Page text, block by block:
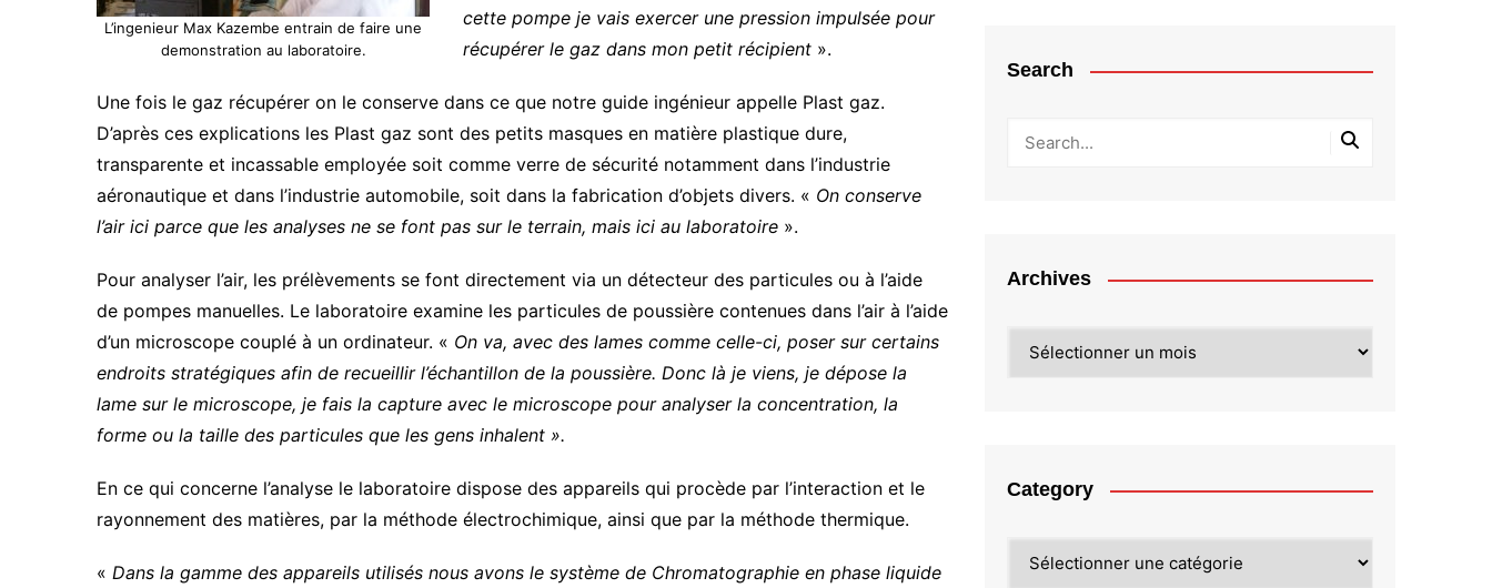
L’ingenieur Max Kazembe entrain de faire une
demonstration au laboratoire.
cette pompe je vais exercer une pression impulsée pour
récupérer le gaz dans mon petit récipient ».
Une fois le gaz récupérer on le conserve dans ce que notre guide ingénieur appelle Plast gaz.
D’après ces explications les Plast gaz sont des petits masques en matière plastique dure,
transparente et incassable employée soit comme verre de sécurité notamment dans l’industrie
aéronautique et dans l’industrie automobile, soit dans la fabrication d’objets divers. « On conserve
l’air ici parce que les analyses ne se font pas sur le terrain, mais ici au laboratoire ».
Pour analyser l’air, les prélèvements se font directement via un détecteur des particules ou à l’aide
de pompes manuelles. Le laboratoire examine les particules de poussière contenues dans l’air à l’aide
d’un microscope couplé à un ordinateur. « On va, avec des lames comme celle-ci, poser sur certains
endroits stratégiques afin de recueillir l’échantillon de la poussière. Donc là je viens, je dépose la
lame sur le microscope, je fais la capture avec le microscope pour analyser la concentration, la
forme ou la taille des particules que les gens inhalent ».
En ce qui concerne l’analyse le laboratoire dispose des appareils qui procède par l’interaction et le
rayonnement des matières, par la méthode électrochimique, ainsi que par la méthode thermique.
« Dans la gamme des appareils utilisés nous avons le système de Chromatographie en phase liquide
Search
Archives
Category